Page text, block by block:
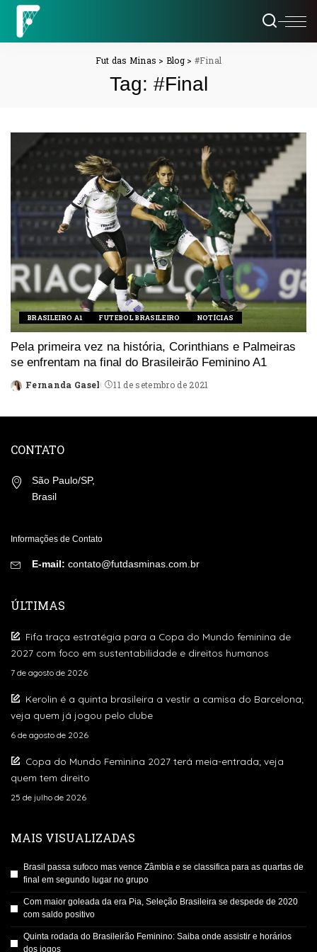
Fut das Minas > Blog> #Final
Tag: #Final
BRASILEIRO A1 FUTEBOL BRASILEIRO NOTÍCIAS
Pela primeira vez na história, Corinthians e Palmeiras
se enfrentam na final do Brasileirão Feminino A1
Posted
Fernanda Gasel 11 de setembro de 2021
CONTATO
São Paulo/SP,
Brasil
Informações de Contato
E-mail: contato@futdasminas.com.br
ÚLTIMAS
Fifa traça estratégia para a Copa do Mundo feminina de
2027 com foco em sustentabilidade e direitos humanos
7 de agosto de 2026
Kerolin é a quinta brasileira a vestir a camisa do Barcelona;
veja quem já jogou pelo clube
6 de agosto de 2026
Copa do Mundo Feminina 2027 terá meia-entrada; veja
quem tem direito
25 de julho de 2026
MAIS VISUALIZADAS
Brasil passa sufoco mas vence Zâmbia e se classifica para as quartas de
final em segundo lugar no grupo
Com maior goleada da era Pia, Seleção Brasileira se despede de 2020
com saldo positivo
Quinta rodada do Brasileirão Feminino: Saiba onde assistir e horários
dos jogos